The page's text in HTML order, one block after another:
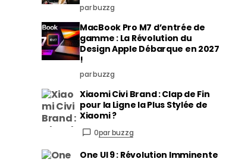
par buzzg
MacBook Pro M7 d’entrée de
gamme : La Révolution du
Design Apple Débarque en 2027
!
par buzzg
Xiaomi Civi Brand : Clap de Fin
pour la Ligne la Plus Stylée de
Xiaomi ?
0par buzzg
One UI 9 : Révolution Imminente